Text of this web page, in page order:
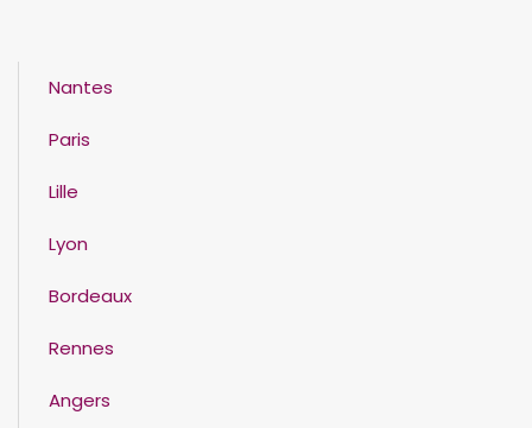
Nantes
Paris
Lille
Lyon
Bordeaux
Rennes
Angers